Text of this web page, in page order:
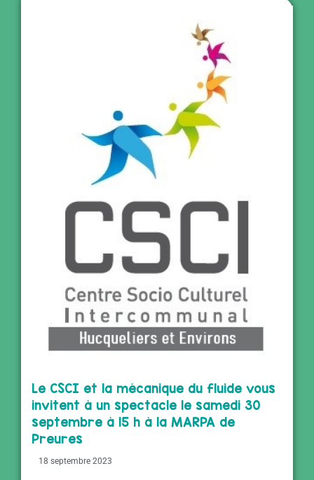
Le CSCI et la mécanique du fluide vous
invitent à un spectacle le samedi 30
septembre à 15 h à la MARPA de
Preures
18 septembre 2023